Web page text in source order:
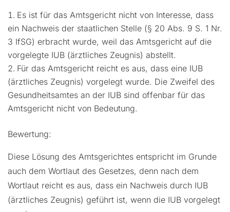
Es ist für das Amtsgericht nicht von Interesse, dass
ein Nachweis der staatlichen Stelle (§ 20 Abs. 9 S. 1 Nr.
3 IfSG) erbracht wurde, weil das Amtsgericht auf die
vorgelegte IUB (ärztliches Zeugnis) abstellt.
Für das Amtsgericht reicht es aus, dass eine IUB
(ärztliches Zeugnis) vorgelegt wurde. Die Zweifel des
Gesundheitsamtes an der IUB sind offenbar für das
Amtsgericht nicht von Bedeutung.
Bewertung:
Diese Lösung des Amtsgerichtes entspricht im Grunde
auch dem Wortlaut des Gesetzes, denn nach dem
Wortlaut reicht es aus, dass ein Nachweis durch IUB
(ärztliches Zeugnis) geführt ist, wenn die IUB vorgelegt